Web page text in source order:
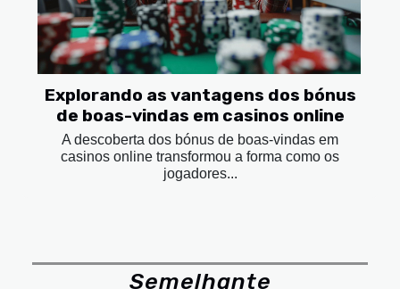
Explorando as vantagens dos bónus
de boas-vindas em casinos online
A descoberta dos bónus de boas-vindas em
casinos online transformou a forma como os
jogadores...
Semelhante